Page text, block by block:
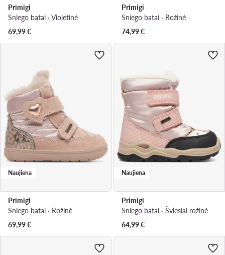
Primigi
Sniego batai · Violetinė
69,99€
Primigi
Sniego batai · Rožinė
74,99€
Naujiena
Primigi
Sniego batai · Rožinė
69,99€
Naujiena
Primigi
Sniego batai · Šviesiai rožinė
64,99€